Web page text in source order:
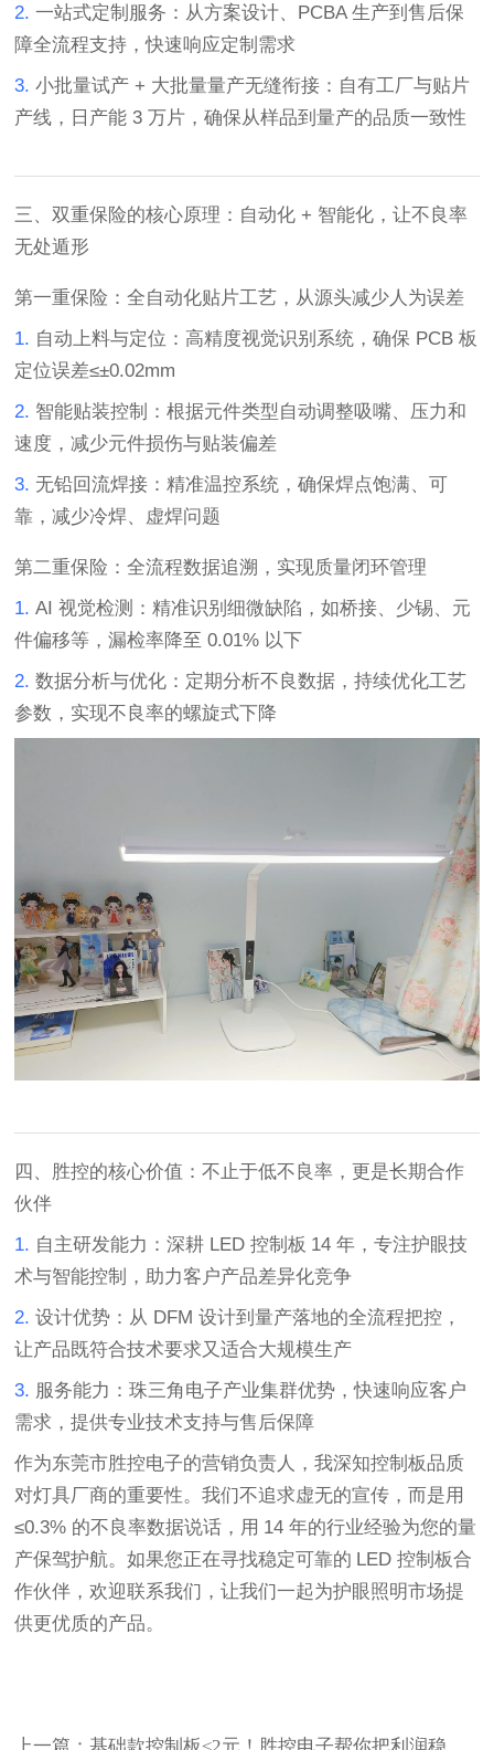
2.一站式定制服务 ：从方案设计、 PCBA生产到售后保
障全流程支持，快速响应定制需求
3.小批量试产 + 大批量量产无缝衔接 ：自有工厂与贴片
产线，日产能 3万片，确保从样品到量产的品质一致性
三、双重保险的核心原理：自动化 + 智能化，让不良率
无处遁形
第一重保险：全自动化贴片工艺，从源头减少人为误差
1. 自动上料与定位 ：高精度视觉识别系统，确保 PCB板
定位误差≤±0.02mm
2. 智能贴装控制 ：根据元件类型自动调整吸嘴、压力和
速度，减少元件损伤与贴装偏差
3. 无铅回流焊接 ：精准温控系统，确保焊点饱满、可
靠，减少冷焊、虚焊问题
第二重保险：全流程数据追溯，实现质量闭环管理
1.AI视觉检测 ：精准识别细微缺陷，如桥接、少锡、元
件偏移等，漏检率降至 0.01% 以下
2.数据分析与优化 ：定期分析不良数据，持续优化工艺
参数，实现不良率的螺旋式下降
四、胜控的核心价值：不止于低不良率，更是长期合作
伙伴
1. 自主研发能力 ：深耕 LED控制板 14年，专注护眼技
术与智能控制，助力客户产品差异化竞争
2.设计优势 ：从 DFM设计到量产落地的全流程把控，
让产品既符合技术要求又适合大规模生产
3. 服务能力 ：珠三角电子产业集群优势，快速响应客户
需求，提供专业技术支持与售后保障
作为东莞市胜控电子的营销负责人，我深知控制板品质
对灯具厂商的重要性。我们不追求虚无的宣传，而是用
≤0.3% 的不良率数据说话，用 14年的行业经验为您的量
产保驾护航。如果您正在寻找稳定可靠的 LED控制板合
作伙伴，欢迎联系我们，让我们一起为护眼照明市场提
供更优质的产品。